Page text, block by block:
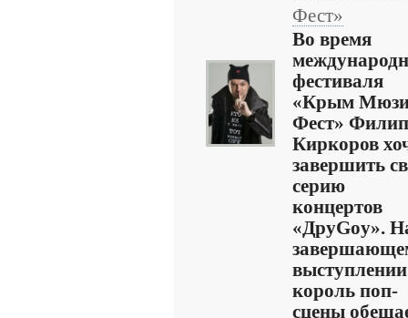
Фест»
Во время
фестиваля
«Крым
Фест»
Киркоров
завершить
серию
концертов
«ДруGoy».
выступлении
король поп-
сцены